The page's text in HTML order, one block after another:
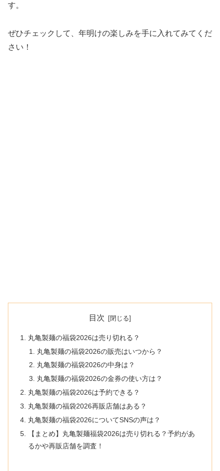
す。
ぜひチェックして、年明けの楽しみを手に入れてみてくだ
さい！
目次
丸亀製麺の福袋2026は売り切れる？
丸亀製麺の福袋2026の販売はいつから？
丸亀製麺の福袋2026の中身は？
丸亀製麺の福袋2026の金券の使い方は？
丸亀製麺の福袋2026は予約できる？
丸亀製麺の福袋2026再販店舗はある？
丸亀製麺の福袋2026についてSNSの声は？
【まとめ】丸亀製麺福袋2026は売り切れる？予約があ
るかや再販店舗を調査！